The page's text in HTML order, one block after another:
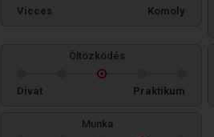
Vicces Komoly
Öltözködés
Divat Praktikum
Munka